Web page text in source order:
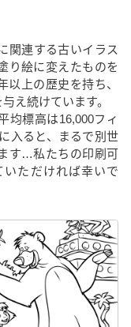
関連する古いイラス
り絵に変えたものを
以上の歴史を持ち、
え続けています。
均標高は16,000フィ
入ると、まるで別世
す…私たちの印刷可
ただければ幸いで